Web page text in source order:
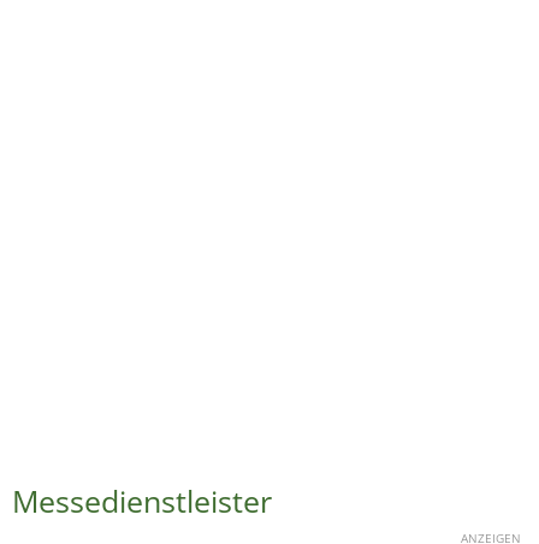
Messedienstleister
ANZEIGEN